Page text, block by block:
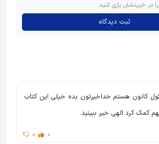
فرهنگی باید واجد خصوصیاتی باشد.
در خریدشان یاری کنید.
ثبت دیدگاه
کانون هستم خداخیرتون بده خیلی این کتاب
کمک کرد الهی خیر ببینید.
0
0